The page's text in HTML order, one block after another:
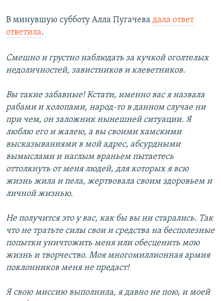
В минувшую субботу Алла Пугачева дала ответ
ответила.
Смешно и грустно наблюдать за кучкой оголтелых
недоличностей, завистников и клеветников.
Вы такие забавные! Кстати, именно вас я назвала
рабами и холопами, народ-то в данном случае ни
при чем, он заложник нынешней ситуации. Я
люблю его и жалею, а вы своими хамскими
высказываниями в мой адрес, абсурдными
вымыслами и наглым враньем пытаетесь
оттолкнуть от меня людей, для которых я всю
жизнь жила и пела, жертвовала своим здоровьем и
личной жизнью.
Не получится это у вас, как бы вы ни старались. Так
что не тратьте силы свои и средства на бесполезные
попытки уничтожить меня или обесценить мою
жизнь и творчество. Моя многомиллионная армия
поклонников меня не предаст!
Я свою миссию выполнила, я давно не пою, и моей